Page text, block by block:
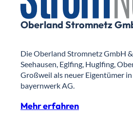
Oberland Stromnetz
Die Oberland Stromnetz GmbH
Seehausen, Eglfing, Huglfing,
Großweil als neuer Eigentümer
bayernwerk AG.
Mehr erfahren